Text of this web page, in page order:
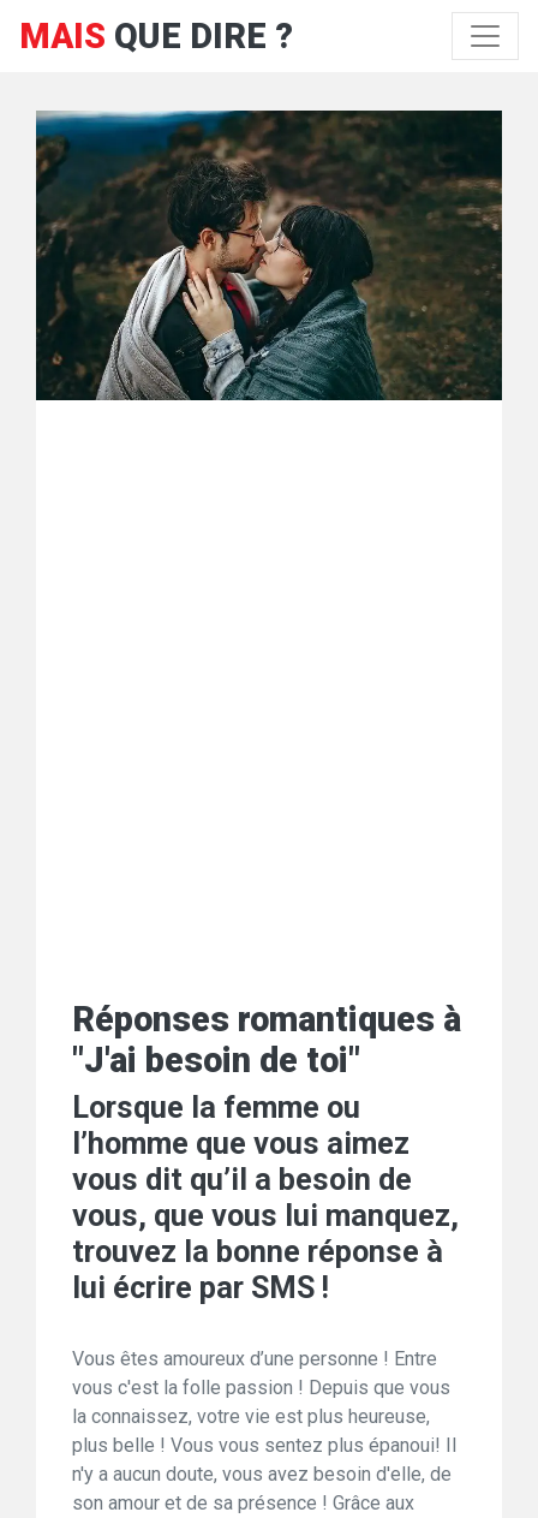
MAIS QUE DIRE ?
Réponses romantiques à
"J'ai besoin de toi"
Lorsque la femme ou
l’homme que vous aimez
vous dit qu’il a besoin de
vous, que vous lui manquez,
trouvez la bonne réponse à
lui écrire par SMS !
Vous êtes amoureux d’une personne ! Entre
vous c'est la folle passion ! Depuis que vous
la connaissez, votre vie est plus heureuse,
plus belle ! Vous vous sentez plus épanoui! Il
n'y a aucun doute, vous avez besoin d'elle, de
son amour et de sa présence ! Grâce aux